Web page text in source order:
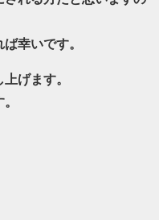
幸いです。
げます。